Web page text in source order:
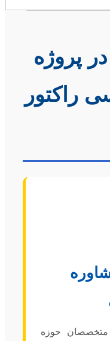
پروژه
راکتور
حوزه